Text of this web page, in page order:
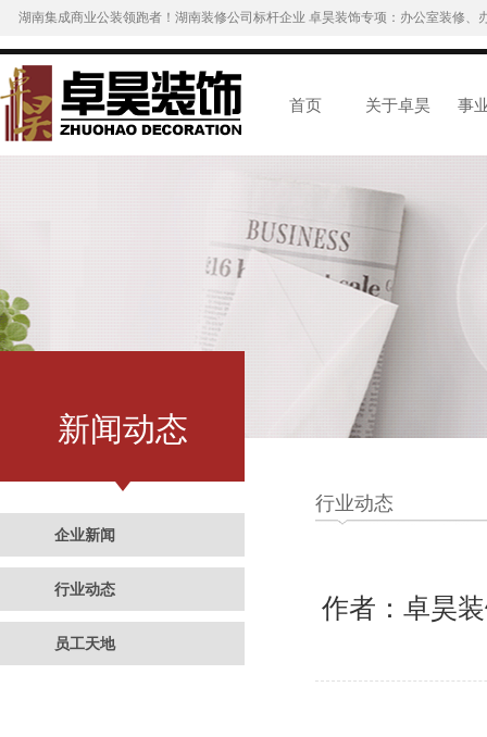
湖南集成商业公装领跑者！湖南装修公司标杆企业 卓昊装饰专项：办公室装修
首页 关于卓昊 事
新闻动态
企业新闻
行业动态
员工天地
行业动态
作者：卓昊